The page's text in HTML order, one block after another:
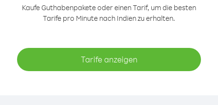
Kaufe Guthabenpakete oder einen Tarif, um die besten
Tarife pro Minute nach Indien zu erhalten.
Tarife anzeigen